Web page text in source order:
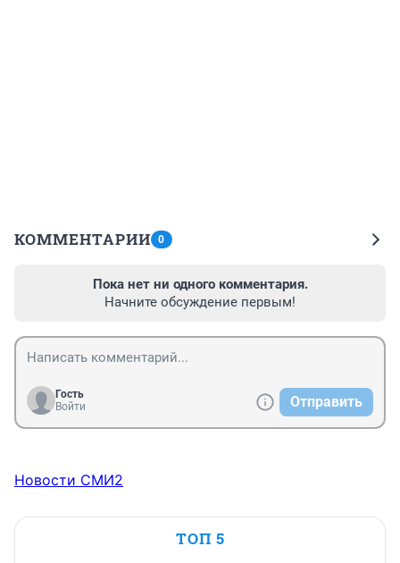
КОММЕНТАРИИ 0
Пока нет ни одного комментария.
Начните обсуждение первым!
Гость
Войти
Отправить
Новости СМИ2
ТОП 5